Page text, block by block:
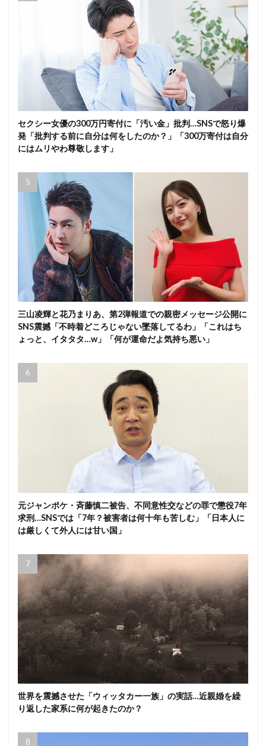
セクシー女優の300万円寄付に「汚い金」批判…SNSで怒り爆
発「批判する前に自分は何をしたのか？」「300万寄付は自分
にはムリやわ尊敬します」
三山凌輝と花乃まりあ、第2弾報道での親密メッセージ公開に
SNS震撼「不時着どころじゃない墜落してるわ」「これはち
ょっと、イタタタ…w」「何が運命だよ気持ち悪い」
元ジャンポケ・斉藤慎二被告、不同意性交などの罪で懲役7年
求刑…SNSでは「7年？被害者は何十年も苦しむ」「日本人に
は厳しくて外人には甘い国」
世界を震撼させた「ウィッタカー一族」の実話…近親婚を繰
り返した家系に何が起きたのか？